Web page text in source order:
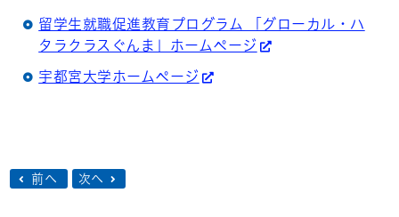
留学生就職促進教育プログラム 「グローカル・ハ
タラクラスぐんま」ホームページ
宇都宮大学ホームページ
前へ 次へ